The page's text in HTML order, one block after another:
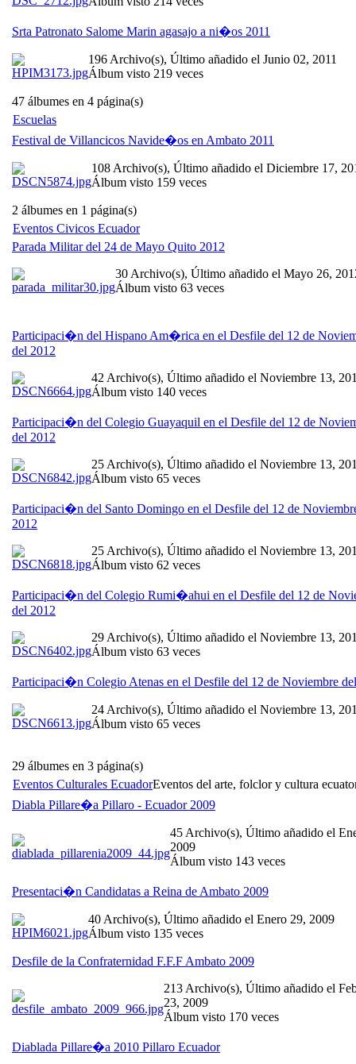
Srta Patronato Salome Marin agasajo a ni�os 2011
196 Archivo(s), Último añadido el Junio 02, 2011
Álbum visto 219 veces
47 álbumes en 4 página(s)
Escuelas
Festival de Villancicos Navide�os en Ambato 2011
108 Archivo(s), Último añadido el Diciembre 17,
Álbum visto 159 veces
2 álbumes en 1 página(s)
Eventos Civicos Ecuador
Parada Militar del 24 de Mayo Quito 2012
30 Archivo(s), Último añadido el Mayo 26,
Álbum visto 63 veces
Participaci�n del Hispano Am�rica en el Desfile del 12 de
del 2012
42 Archivo(s), Último añadido el Noviembre 13,
Álbum visto 140 veces
Participaci�n del Colegio Guayaquil en el Desfile del 12 de
del 2012
25 Archivo(s), Último añadido el Noviembre 13,
Álbum visto 65 veces
Participaci�n del Santo Domingo en el Desfile del 12 de
2012
25 Archivo(s), Último añadido el Noviembre 13,
Álbum visto 62 veces
Participaci�n del Colegio Rumi�ahui en el Desfile del 12 de
del 2012
29 Archivo(s), Último añadido el Noviembre 13,
Álbum visto 63 veces
Participaci�n Colegio Atenas en el Desfile del 12 de Noviembre
24 Archivo(s), Último añadido el Noviembre 13,
Álbum visto 65 veces
29 álbumes en 3 página(s)
Eventos Culturales EcuadorEventos del arte, folclor y cultura
Diabla Pillare�a Pillaro - Ecuador 2009
45 Archivo(s), Último añadido el
2009
Álbum visto 143 veces
Presentaci�n Candidatas a Reina de Ambato 2009
40 Archivo(s), Último añadido el Enero 29, 2009
Álbum visto 135 veces
Desfile de la Confraternidad F.F.F Ambato 2009
213 Archivo(s), Último añadido el
23, 2009
Álbum visto 170 veces
Diablada Pillare�a 2010 Pillaro Ecuador